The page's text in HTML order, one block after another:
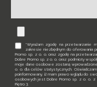
*Wyrażam zgodę na przetwarzanie
zakresie niezbędnym do oferowania
Promo sp. z o. o. oraz zgodę na
Dobre Promo sp. z o. o. oraz podmioty
moje dane osobowe zostaną
o. o. dla celów statystycznych.
poinformowany, iż mam prawo wglądu do
osobowych jest Dobre Promo sp. z o. o. z
Piętro 3.